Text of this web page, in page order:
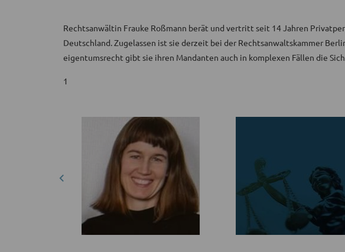
Rechtsanwältin Frauke Roßmann berät und vertritt seit 14 Jahren
Deutschland. Zugelassen ist sie derzeit bei der Rechtsanwaltskammer
eigentumsrecht gibt sie ihren Mandanten auch in komplexen Fällen die
1